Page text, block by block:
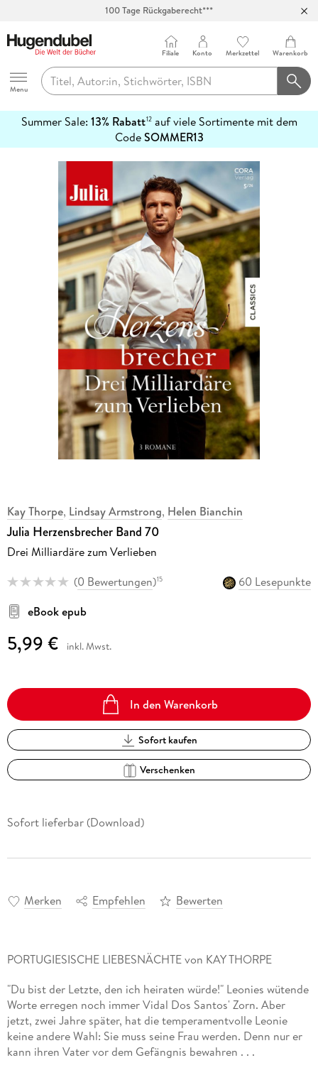
100 Tage Rückgaberecht***
Hugendubel
Menu
Filiale Konto Merkzettel Warenkorb
Summer Sale: 13% Rabatt12auf viele Sortimente mit dem
CodeSOMMER13
erfahren
Kay Thorpe, Lindsay Armstrong, Helen Bianchin
Julia Herzensbrecher Band 70
Drei Milliardäre zum Verlieben
(0 Bewertungen)15
60 Lesepunkte
eBook epub
5,99 € inkl. Mwst.
In den Warenkorb
Sofort kaufen
Verschenken
Sofort lieferbar (Download)
Merken Empfehlen Bewerten
PORTUGIESISCHE LIEBESNÄCHTE von KAY THORPE
"Du bist der Letzte, den ich heiraten würde!" Leonies wütende
Worte erregen noch immer Vidal Dos Santos' Zorn. Aber
jetzt, zwei Jahre später, hat die temperamentvolle Leonie
keine andere Wahl: Sie muss seine Frau werden. Denn nur er
kann ihren Vater vor dem Gefängnis bewahren . . .